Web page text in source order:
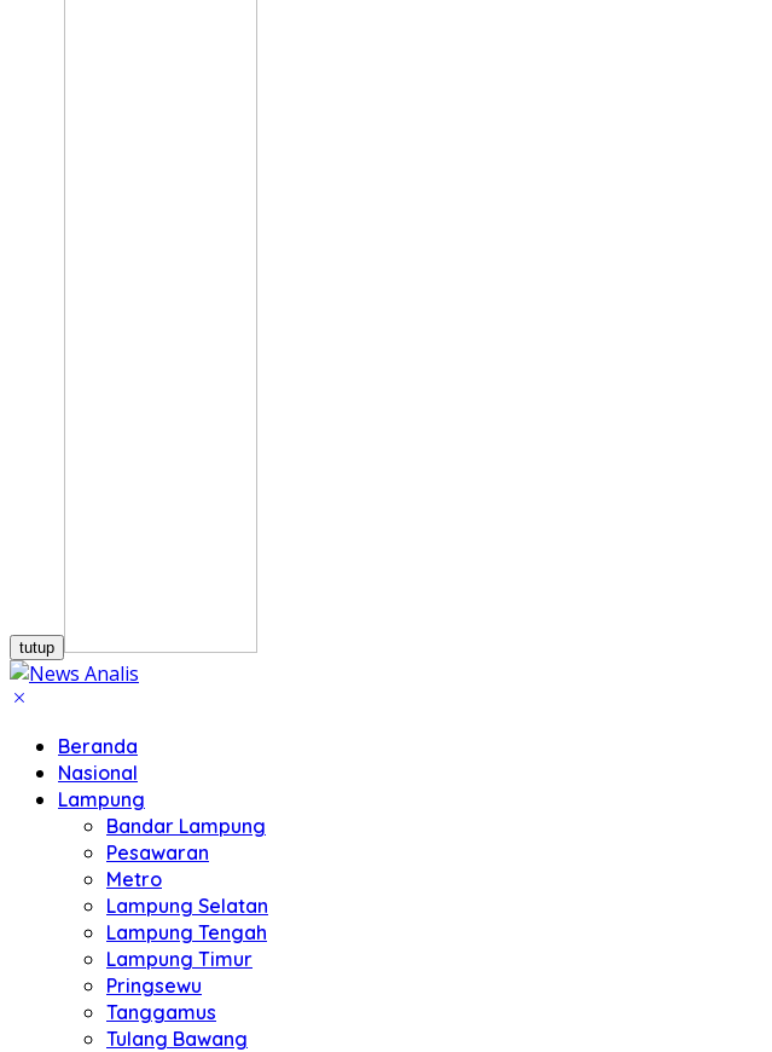
tutup
Beranda
Nasional
Lampung
Bandar Lampung
Pesawaran
Metro
Lampung Selatan
Lampung Tengah
Lampung Timur
Pringsewu
Tanggamus
Tulang Bawang